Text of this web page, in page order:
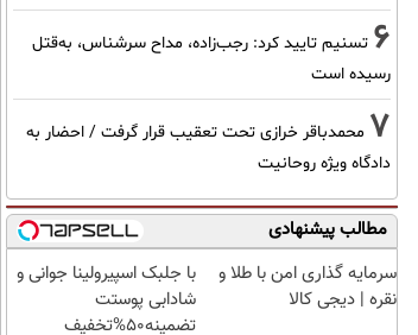
6 تسنیم تایید کرد: رجب‌زاده، مداح سرشناس، به‌قتل
رسیده است
7 محمدباقر خرازی تحت تعقیب قرار گرفت / احضار به
دادگاه ویژه روحانیت
مطالب پیشنهادی
سرمایه گذاری امن با طلا و
نقره | دیجی کالا
با جلبک اسپیرولینا جوانی و
شادابی پوستت
تضمینه50%تخفیف